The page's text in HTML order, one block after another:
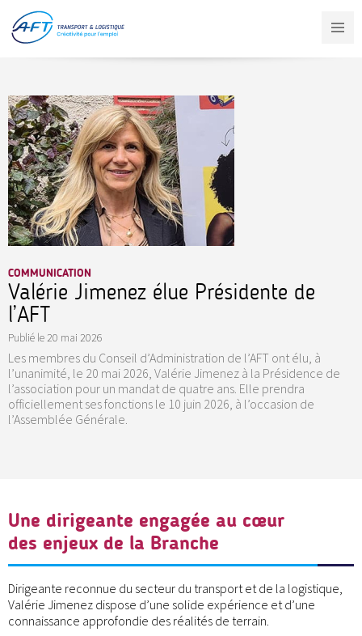
contenu
principal
COMMUNICATION
Valérie Jimenez élue Présidente de
l’AFT
Publié le 20 mai 2026
Les membres du Conseil d’Administration de l’AFT ont élu, à
l’unanimité, le 20 mai 2026, Valérie Jimenez à la Présidence de
l’association pour un mandat de quatre ans. Elle prendra
officiellement ses fonctions le 10 juin 2026, à l’occasion de
l’Assemblée Générale.
Une dirigeante engagée au cœur
des enjeux de la Branche
Dirigeante reconnue du secteur du transport et de la logistique,
Valérie Jimenez dispose d’une solide expérience et d’une
connaissance approfondie des réalités de terrain.